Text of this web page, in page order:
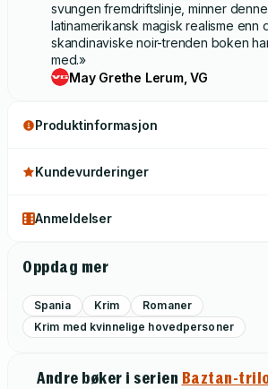
svungen fremdriftslinje, minner
latinamerikansk magisk realisme enn
skandinaviske noir-trenden boken
med.»
May Grethe Lerum, VG
Produktinformasjon
Kundevurderinger
Anmeldelser
Oppdag mer
Spania Krim
Romaner
Krim med kvinnelige hovedpersoner
Andre bøker i serien Baztan-